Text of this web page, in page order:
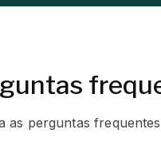
as perguntas